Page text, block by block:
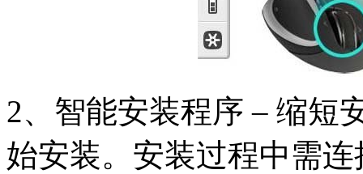
2、智能安装程序 – 缩短
始安装。安装过程中需